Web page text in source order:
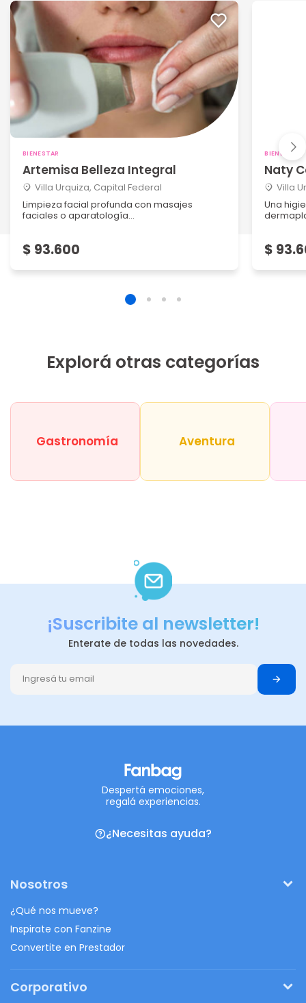
BIENESTAR
Artemisa Belleza Integral
Villa Urquiza, Capital Federal
Limpieza facial profunda con masajes
faciales o aparatología...
$ 93.600
BIENESTAR
Naty
Villa
Una
$
Explorá otras categorías
Gastronomía Aventura
¡Suscribite al newsletter!
Enterate de todas las novedades.
Despertá emociones,
regalá experiencias.
¿Necesitas ayuda?
Nosotros
¿Qué nos mueve?
Inspirate con Fanzine
Convertite en Prestador
Corporativo